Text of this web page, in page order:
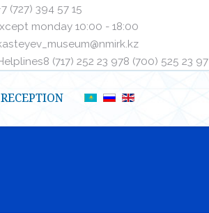
(727) 394 57 15
monday 10:00 - 18:00
ㅤ8 (717) 252 23 97ㅤㅤ8 (700) 525 23 97
RECEPTION